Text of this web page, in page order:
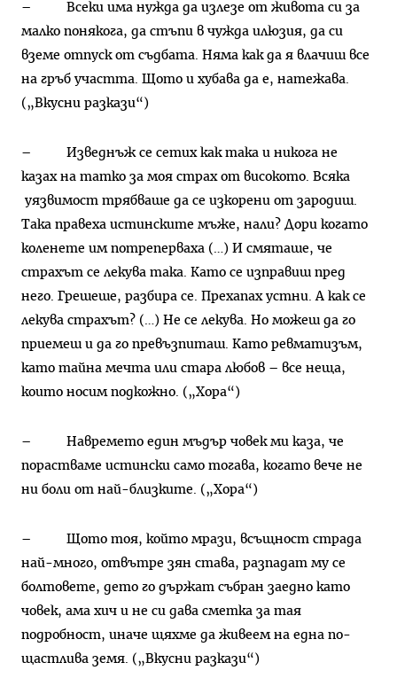
– Всеки има нужда да излезе от живота си за
малко понякога, да стъпи в чужда илюзия, да си
вземе отпуск от съдбата. Няма как да я влачиш все
на гръб участта. Щото и хубава да е, натежава.
(„Вкусни разкази“)
– Изведнъж се сетих как така и никога не
казах на татко за моя страх от високото. Всяка
уязвимост трябваше да се изкорени от зародиш.
Така правеха истинските мъже, нали? Дори когато
коленете им потреперваха (…) И смяташе, че
страхът се лекува така. Като се изправиш пред
него. Грешеше, разбира се. Прехапах устни. А как се
лекува страхът? (…) Не се лекува. Но можеш да го
приемеш и да го превъзпиташ. Като ревматизъм,
като тайна мечта или стара любов – все неща,
които носим подкожно. („Хора“)
– Навремето един мъдър човек ми каза, че
порастваме истински само тогава, когато вече не
ни боли от най-близките. („Хора“)
– Щото тоя, който мрази, всъщност страда
най-много, отвътре зян става, разпадат му се
болтовете, дето го държат събран заедно като
човек, ама хич и не си дава сметка за тая
подробност, иначе щяхме да живеем на една по-
щастлива земя. („Вкусни разкази“)